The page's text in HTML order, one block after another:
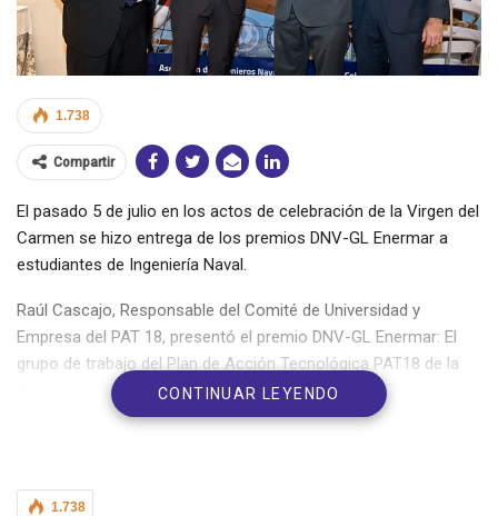
1.738
Compartir
El pasado 5 de julio en los actos de celebración de la Virgen del
Carmen se hizo entrega de los premios DNV-GL Enermar a
estudiantes de Ingeniería Naval.
Raúl Cascajo, Responsable del Comité de Universidad y
Empresa del PAT 18, presentó el premio DNV-GL Enermar: El
grupo de trabajo del Plan de Acción Tecnológica PAT18 de la
Asociación de Ingenieros Navales y Oceánicos de España
(AINE), en su misión de promoción de la Ingeniería Naval y
los estudiantes actuales y futuros compañeros, para abrir
CONTINUAR LEYENDO
1.738